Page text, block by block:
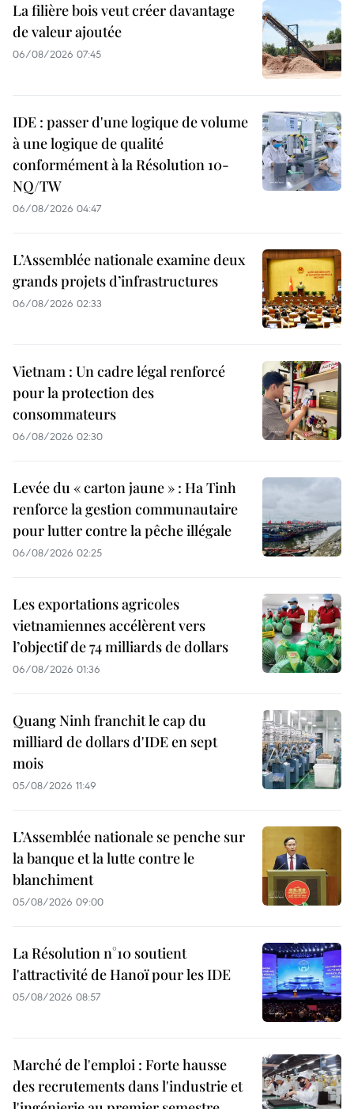
La filière bois veut créer davantage
de valeur ajoutée
06/08/2026 07:45
IDE : passer d'une logique de volume
à une logique de qualité
conformément à la Résolution 10-
NQ/TW
06/08/2026 04:47
L’Assemblée nationale examine deux
grands projets d’infrastructures
06/08/2026 02:33
Vietnam : Un cadre légal renforcé
pour la protection des
consommateurs
06/08/2026 02:30
Levée du « carton jaune » : Ha Tinh
renforce la gestion communautaire
pour lutter contre la pêche illégale
06/08/2026 02:25
Les exportations agricoles
vietnamiennes accélèrent vers
l’objectif de 74 milliards de dollars
06/08/2026 01:36
Quang Ninh franchit le cap du
milliard de dollars d'IDE en sept
mois
05/08/2026 11:49
L’Assemblée nationale se penche sur
la banque et la lutte contre le
blanchiment
05/08/2026 09:00
La Résolution n°10 soutient
l'attractivité de Hanoï pour les IDE
05/08/2026 08:57
Marché de l'emploi : Forte hausse
des recrutements dans l'industrie et